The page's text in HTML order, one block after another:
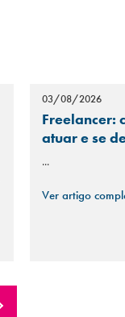
03/08/2026
Freelancer:
atuar e se
...
Ver artigo